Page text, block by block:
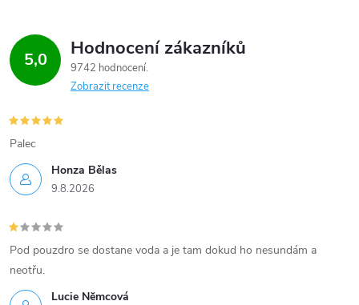
5,0 Hodnocení zákazníků
9742 hodnocení
Zobrazit recenze
Honza Bělas
9.8.2026
Palec
Lucie Nĕmcová
Pod pouzdro se dostane voda a je tam dokud ho nesundám a
neotřu.